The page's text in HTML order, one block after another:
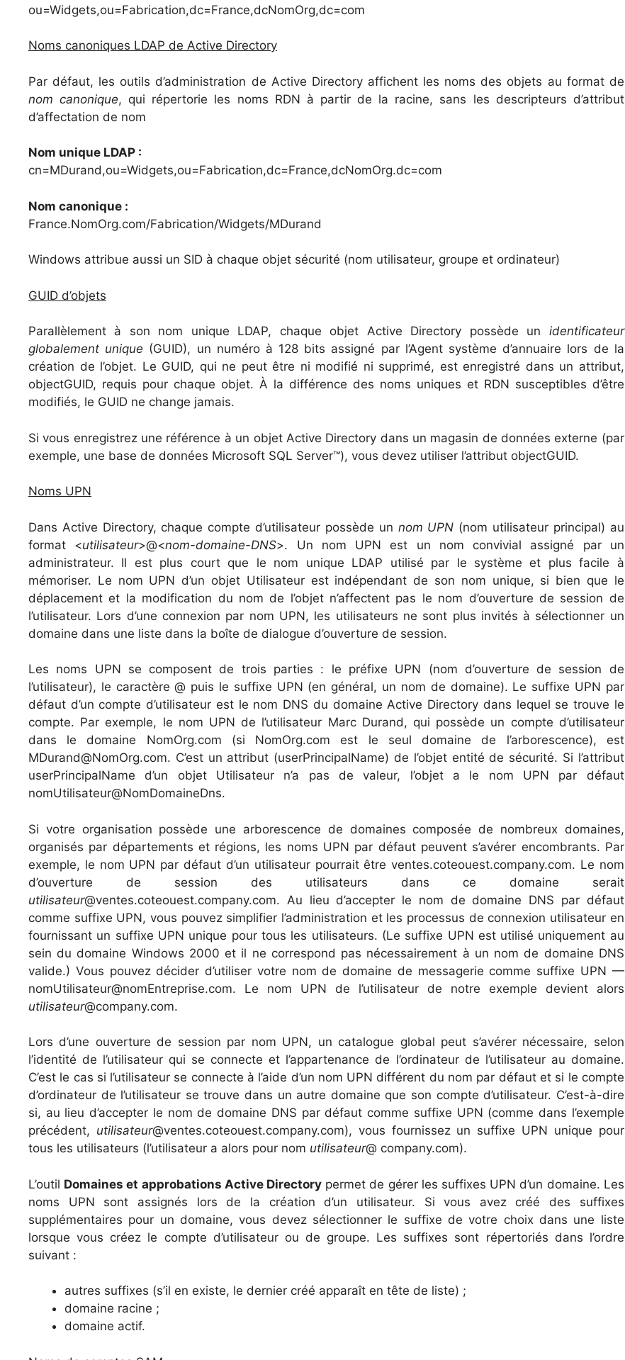
ou=Widgets,ou=Fabrication,dc=France,dcNomOrg,dc=com
Noms canoniques LDAP de Active Directory
Par défaut, les outils d’administration de Active Directory affichent les noms des objets au format de
nom canonique, qui répertorie les noms RDN à partir de la racine, sans les descripteurs d’attribut
d’affectation de nom
Nom unique LDAP :
cn=MDurand,ou=Widgets,ou=Fabrication,dc=France,dcNomOrg.dc=com
Nom canonique :
France.NomOrg.com/Fabrication/Widgets/MDurand
Windows attribue aussi un SID à chaque objet sécurité (nom utilisateur, groupe et ordinateur)
GUID d’objets
Parallèlement à son nom unique LDAP, chaque objet Active Directory possède un identificateur
globalement unique (GUID), un numéro à 128 bits assigné par l’Agent système d’annuaire lors de la
création de l’objet. Le GUID, qui ne peut être ni modifié ni supprimé, est enregistré dans un attribut,
objectGUID, requis pour chaque objet. À la différence des noms uniques et RDN susceptibles d’être
modifiés, le GUID ne change jamais.
Si vous enregistrez une référence à un objet Active Directory dans un magasin de données externe (par
exemple, une base de données Microsoft SQL Server™), vous devez utiliser l’attribut objectGUID.
Noms UPN
Dans Active Directory, chaque compte d’utilisateur possède un nom UPN (nom utilisateur principal) au
format <utilisateur>@<nom-domaine-DNS>. Un nom UPN est un nom convivial assigné par un
administrateur. Il est plus court que le nom unique LDAP utilisé par le système et plus facile à
mémoriser. Le nom UPN d’un objet Utilisateur est indépendant de son nom unique, si bien que le
déplacement et la modification du nom de l’objet n’affectent pas le nom d’ouverture de session de
l’utilisateur. Lors d’une connexion par nom UPN, les utilisateurs ne sont plus invités à sélectionner un
domaine dans une liste dans la boîte de dialogue d’ouverture de session.
Les noms UPN se composent de trois parties : le préfixe UPN (nom d’ouverture de session de
l’utilisateur), le caractère @ puis le suffixe UPN (en général, un nom de domaine). Le suffixe UPN par
défaut d’un compte d’utilisateur est le nom DNS du domaine Active Directory dans lequel se trouve le
compte. Par exemple, le nom UPN de l’utilisateur Marc Durand, qui possède un compte d’utilisateur
dans le domaine NomOrg.com (si NomOrg.com est le seul domaine de l’arborescence), est
MDurand@NomOrg.com. C’est un attribut (userPrincipalName) de l’objet entité de sécurité. Si l’attribut
userPrincipalName d’un objet Utilisateur n’a pas de valeur, l’objet a le nom UPN par défaut
nomUtilisateur@NomDomaineDns.
Si votre organisation possède une arborescence de domaines composée de nombreux domaines,
organisés par départements et régions, les noms UPN par défaut peuvent s’avérer encombrants. Par
exemple, le nom UPN par défaut d’un utilisateur pourrait être ventes.coteouest.company.com. Le nom
d’ouverture de session des utilisateurs dans ce domaine serait
utilisateur@ventes.coteouest.company.com. Au lieu d’accepter le nom de domaine DNS par défaut
comme suffixe UPN, vous pouvez simplifier l’administration et les processus de connexion utilisateur en
fournissant un suffixe UPN unique pour tous les utilisateurs. (Le suffixe UPN est utilisé uniquement au
sein du domaine Windows 2000 et il ne correspond pas nécessairement à un nom de domaine DNS
valide.) Vous pouvez décider d’utiliser votre nom de domaine de messagerie comme suffixe UPN —
nomUtilisateur@nomEntreprise.com. Le nom UPN de l’utilisateur de notre exemple devient alors
utilisateur@company.com.
Lors d’une ouverture de session par nom UPN, un catalogue global peut s’avérer nécessaire, selon
l’identité de l’utilisateur qui se connecte et l’appartenance de l’ordinateur de l’utilisateur au domaine.
C’est le cas si l’utilisateur se connecte à l’aide d’un nom UPN différent du nom par défaut et si le compte
d’ordinateur de l’utilisateur se trouve dans un autre domaine que son compte d’utilisateur. C’est-à-dire
si, au lieu d’accepter le nom de domaine DNS par défaut comme suffixe UPN (comme dans l’exemple
précédent, utilisateur@ventes.coteouest.company.com), vous fournissez un suffixe UPN unique pour
tous les utilisateurs (l’utilisateur a alors pour nom utilisateur@ company.com).
L’outil Domaines et approbations Active Directory permet de gérer les suffixes UPN d’un domaine. Les
noms UPN sont assignés lors de la création d’un utilisateur. Si vous avez créé des suffixes
supplémentaires pour un domaine, vous devez sélectionner le suffixe de votre choix dans une liste
lorsque vous créez le compte d’utilisateur ou de groupe. Les suffixes sont répertoriés dans l’ordre
suivant :
autres suffixes (s’il en existe, le dernier créé apparaît en tête de liste) ;
domaine racine ;
domaine actif.